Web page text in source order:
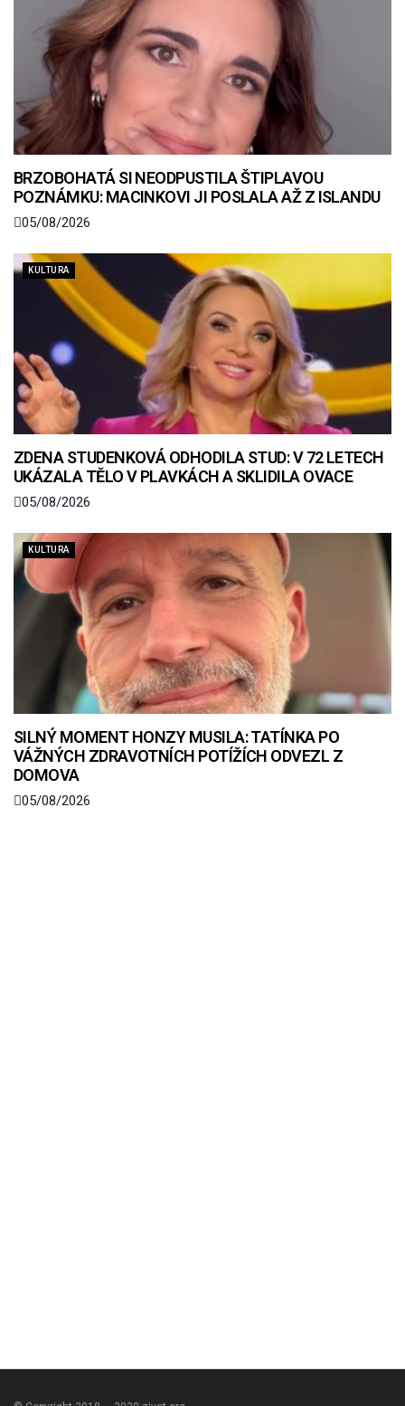
BRZOBOHATÁ SI NEODPUSTILA ŠTIPLAVOU
POZNÁMKU: MACINKOVI JI POSLALA AŽ Z ISLANDU
05/08/2026
KULTURA
ZDENA STUDENKOVÁ ODHODILA STUD: V 72 LETECH
UKÁZALA TĚLO V PLAVKÁCH A SKLIDILA OVACE
05/08/2026
KULTURA
SILNÝ MOMENT HONZY MUSILA: TATÍNKA PO
VÁŽNÝCH ZDRAVOTNÍCH POTÍŽÍCH ODVEZL Z
DOMOVA
05/08/2026